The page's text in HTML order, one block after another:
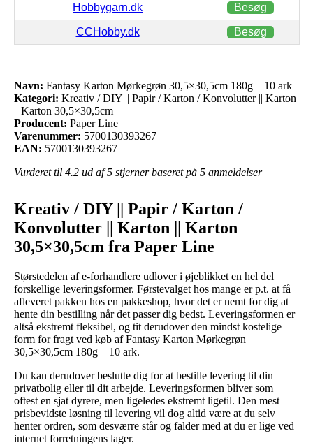
Hobbygarn.dk Besøg
CCHobby.dk Besøg
Navn: Fantasy Karton Mørkegrøn 30,5×30,5cm 180g – 10 ark
Kategori: Kreativ / DIY || Papir / Karton / Konvolutter || Karton
|| Karton 30,5×30,5cm
Producent: Paper Line
Varenummer: 5700130393267
EAN: 5700130393267
Vurderet til 4.2 ud af 5 stjerner baseret på 5 anmeldelser
Kreativ / DIY || Papir / Karton /
Konvolutter || Karton || Karton
30,5×30,5cm fra Paper Line
Størstedelen af e-forhandlere udlover i øjeblikket en hel del
forskellige leveringsformer. Førstevalget hos mange er p.t. at få
afleveret pakken hos en pakkeshop, hvor det er nemt for dig at
hente din bestilling når det passer dig bedst. Leveringsformen er
altså ekstremt fleksibel, og tit derudover den mindst kostelige
form for fragt ved køb af Fantasy Karton Mørkegrøn
30,5×30,5cm 180g – 10 ark.
Du kan derudover beslutte dig for at bestille levering til din
privatbolig eller til dit arbejde. Leveringsformen bliver som
oftest en sjat dyrere, men ligeledes ekstremt ligetil. Den mest
prisbevidste løsning til levering vil dog altid være at du selv
henter ordren, som desværre står og falder med at du er lige ved
internet forretningens lager.